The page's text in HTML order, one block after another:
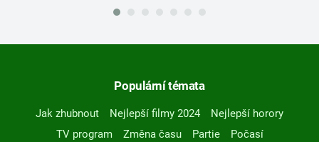
Populární témata
Jak zhubnout Nejlepší filmy 2024
Nejlepší horory
TV program
Změna času Partie
Počasí